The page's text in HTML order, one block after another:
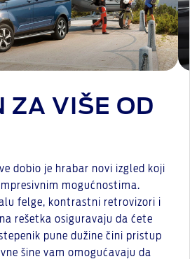
ZA VIŠE OD
dobio je hrabar novi izgled koji
mogućnostima.
felge, kontrastni retrovizori i
rešetka osiguravaju da ćete
pune dužine čini pristup
šine vam omogućavaju da